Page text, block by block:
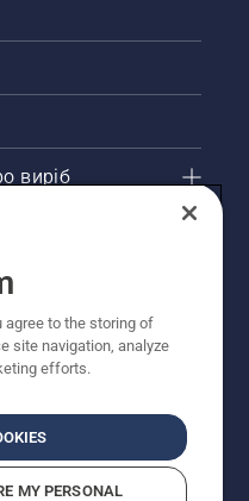
виріб
agree to the storing of
site navigation, analyze
efforts.
MY PERSONAL